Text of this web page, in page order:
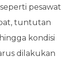
pesawat
tuntutan
kondisi
dilakukan